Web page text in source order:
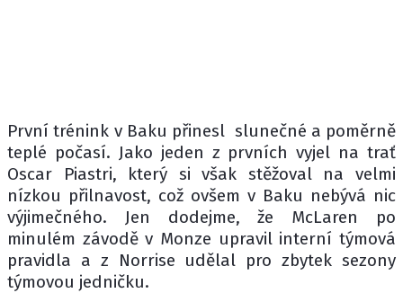
První trénink v Baku přinesl slunečné a poměrně
teplé počasí. Jako jeden z prvních vyjel na trať
Oscar Piastri, který si však stěžoval na velmi
nízkou přilnavost, což ovšem v Baku nebývá nic
výjimečného. Jen dodejme, že McLaren po
minulém závodě v Monze upravil interní týmová
pravidla a z Norrise udělal pro zbytek sezony
týmovou jedničku.